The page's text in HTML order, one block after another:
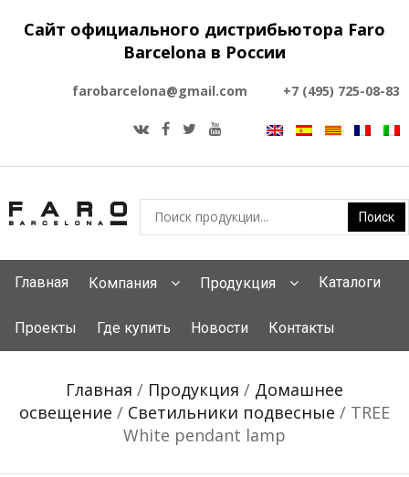
Сайт официального дистрибьютора Faro
Barcelona в России
farobarcelona@gmail.com +7 (495) 725-08-83
Главная Компания Продукция Каталоги
Проекты Где купить Новости Контакты
Главная / Продукция / Домашнее
освещение / Светильники подвесные / TREE
White pendant lamp